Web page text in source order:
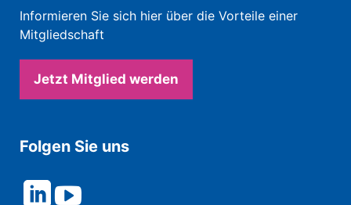
Informieren Sie sich hier über die Vorteile einer
Mitgliedschaft
Jetzt Mitglied werden
Folgen Sie uns